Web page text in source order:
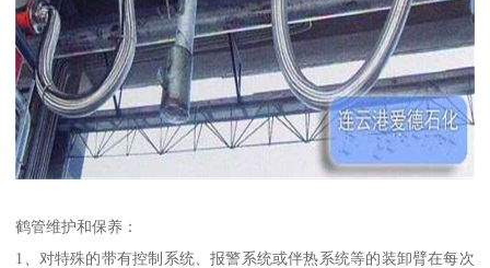
鹤管维护和保养：
1、对特殊的带有控制系统、报警系统或伴热系统等的装卸臂在每次